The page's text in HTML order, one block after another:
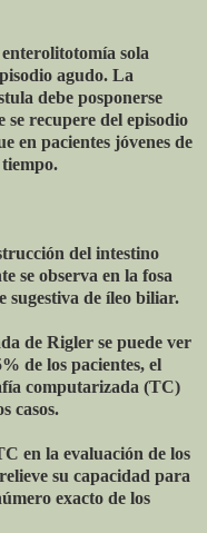
sola
agudo. La
debe posponerse
se recupere del episodio
en pacientes jóvenes de
del intestino
se observa en la fosa
sugestiva de íleo biliar.
de Rigler se puede ver
de los pacientes, el
computarizada (TC)
casos.
en la evaluación de los
su capacidad para
exacto de los